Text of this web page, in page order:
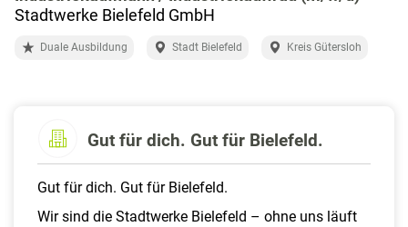
Stadtwerke Bielefeld GmbH
Duale Ausbildung Stadt Bielefeld Kreis Gütersloh
Gut für dich. Gut für Bielefeld.
Gut für dich. Gut für Bielefeld.
Wir sind die Stadtwerke Bielefeld – ohne uns läuft